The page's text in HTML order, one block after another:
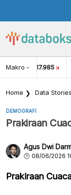
Makro
USD/IDR 17.985
Home Data Stories
DEMOGRAFI
Prakiraan
Agus Dwi
08/06/2026
Prakiraan